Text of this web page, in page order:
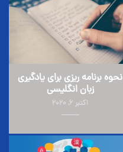
نحوه برنامه ریزی برای یادگیری
زبان انگلیسی
اکتبر 6, 2020